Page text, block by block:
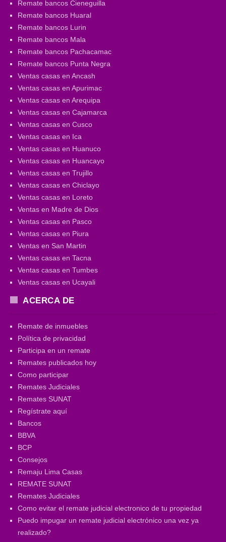
Remate bancos Cieneguilla
Remate bancos Huaral
Remate bancos Lurin
Remate bancos Mala
Remate bancos Pachacamac
Remate bancos Punta Negra
Ventas casas en Ancash
Ventas casas en Apurimac
Ventas casas en Arequipa
Ventas casas en Cajamarca
Ventas casas en Cusco
Ventas casas en Ica
Ventas casas en Huanuco
Ventas casas en Huancayo
Ventas casas en Trujillo
Ventas casas en Chiclayo
Ventas casas en Loreto
Ventas en Madre de Dios
Ventas casas en Pasco
Ventas casas en Piura
Ventas en San Martin
Ventas casas en Tacna
Ventas casas en Tumbes
Ventas casas en Ucayali
ACERCA DE
Remate de inmuebles
Política de privacidad
Participa en un remate
Remates publicados hoy
Como participar
Remates Judiciales
Remates SUNAT
Regístrate aquí
Bancos
BBVA
BCP
Consejos
Remaju Lima Casas
REMATE SUNAT
Remates Judiciales
Como evitar el remate judicial electronico de tu propiedad
Puedo impugar un remate judicial electrónico una vez ya
realizado?